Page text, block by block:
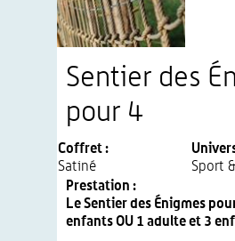
Sentier des
pour 4
Coffret :
Satiné
Sport
Prestation :
Le Sentier des Énigmes
enfants OU 1 adulte et 3